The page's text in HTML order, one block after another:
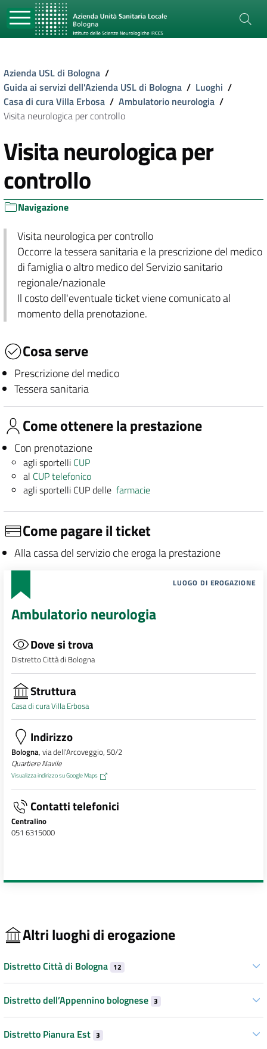
Azienda USL di Bologna /
Guida ai servizi dell'Azienda USL di Bologna / Luoghi /
Casa di cura Villa Erbosa / Ambulatorio neurologia /
Visita neurologica per controllo
Visita neurologica per
controllo
Navigazione
Visita neurologica per controllo
Occorre la tessera sanitaria e la prescrizione del medico
di famiglia o altro medico del Servizio sanitario
regionale/nazionale
Il costo dell'eventuale ticket viene comunicato al
momento della prenotazione.
Cosa serve
Prescrizione del medico
Tessera sanitaria
Come ottenere la prestazione
Con prenotazione
agli sportelli CUP
al CUP telefonico
agli sportelli CUP dellefarmacie
Come pagare il ticket
Alla cassa del servizio che eroga la prestazione
LUOGO DI EROGAZIONE
Ambulatorio neurologia
Dove si trova
Distretto Città di Bologna
Struttura
Casa di cura Villa Erbosa
Indirizzo
Bologna, via dell'Arcoveggio, 50/2
Quartiere Navile
Visualizza indirizzo su Google Maps
Contatti telefonici
Centralino
051 6315000
Altri luoghi di erogazione
Distretto Città di Bologna 12
Distretto dell’Appennino bolognese 3
Distretto Pianura Est 3